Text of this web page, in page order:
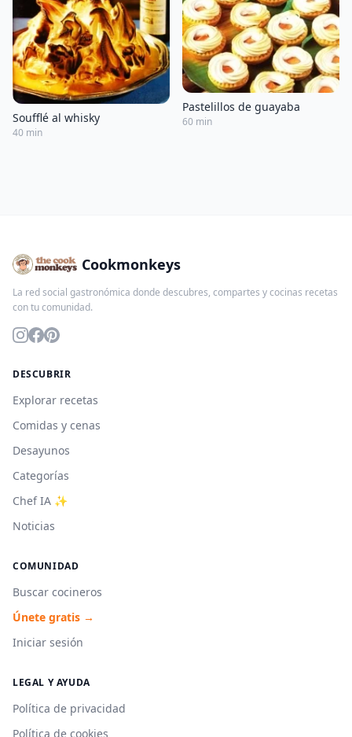
Soufflé al whisky
40 min
Pastelillos de guayaba
60 min
Cookmonkeys
La red social gastronómica donde descubres, compartes y cocinas recetas
con tu comunidad.
DESCUBRIR
Explorar recetas
Comidas y cenas
Desayunos
Categorías
Chef IA ✨
Noticias
COMUNIDAD
Buscar cocineros
Únete gratis →
Iniciar sesión
LEGAL Y AYUDA
Política de privacidad
Política de cookies